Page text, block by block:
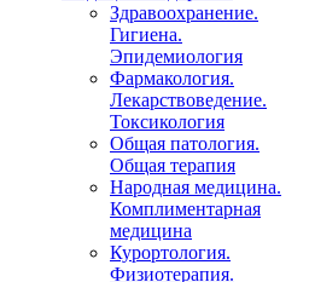
Здравоохранение.
Гигиена.
Эпидемиология
Фармакология.
Лекарствоведение.
Токсикология
Общая патология.
Общая терапия
Народная медицина.
Комплиментарная
медицина
Курортология.
Физиотерапия.